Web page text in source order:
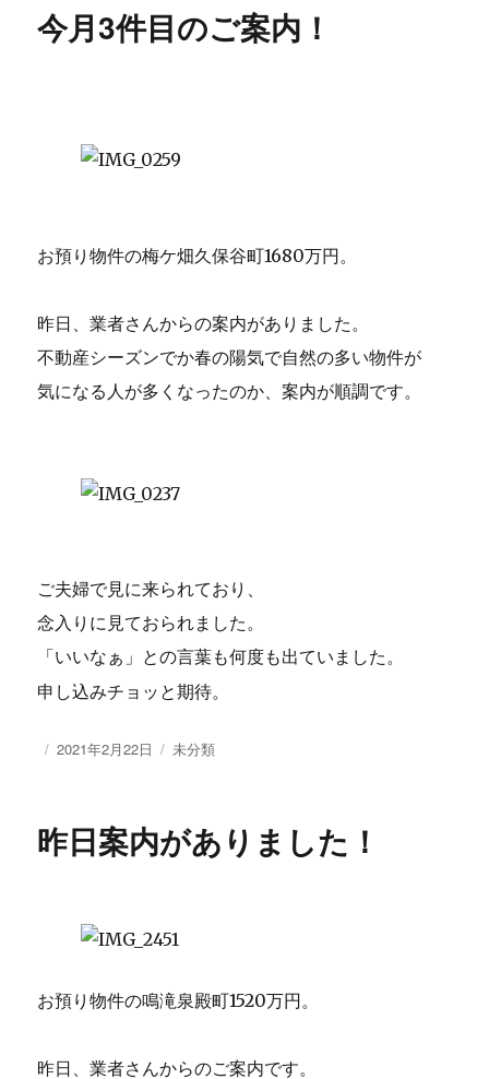
ー
今月3件目のご案内！
お預り物件の梅ケ畑久保谷町1680万円。
昨日、業者さんからの案内がありました。
不動産シーズンでか春の陽気で自然の多い物件が
気になる人が多くなったのか、案内が順調です。
ご夫婦で見に来られており、
念入りに見ておられました。
「いいなぁ」との言葉も何度も出ていました。
申し込みチョッと期待。
投
2021年2月22日
カ
ー
未分類
昨日案内がありました！
お預り物件の鳴滝泉殿町1520万円。
昨日、業者さんからのご案内です。